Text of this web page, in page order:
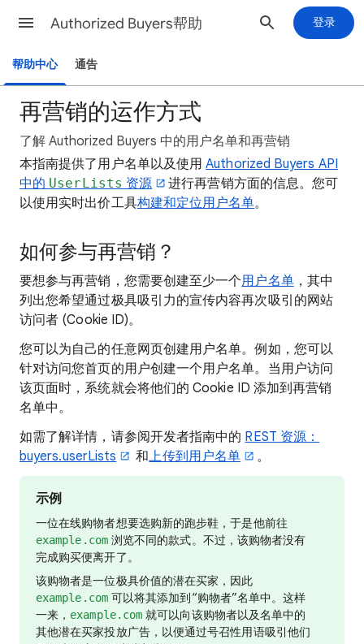
Authorized Buyers帮助 登录
帮助中心 通告
再营销的运作方式
了解 Authorized Buyers 中的用户名单和再营销
本指南提供了用户名单以及使用Authorized Buyers API
中的 UserLists 资源
进行再营销方面的信息。您可
以使用实时出价工具构建和定位用户名单。
如何参与再营销？
要想参与再营销，您需要创建至少一个用户名单，其中
列出您希望通过极具吸引力的宣传内容再次吸引的网站
访问者 (Cookie ID)。
您可以为自己的任意网页创建用户名单。例如，您可以
针对访问您首页的用户创建一个用户名单。当用户访问
该页面时，系统就会将他们的 Cookie ID 添加到再营销
名单中。
如需了解详情，请参阅开发者指南中的 REST 资源：
buyers.userLists
和上传到用户名单 。
示例
一位在线购物者想要选购新的跑步鞋，于是他前往
example.com浏览不同的款式。不过，该购物者没有
完成购买便离开了。
该购物者是一位极具价值的潜在买家，因此
example.com可以将其添加到“购物者”名单中。这样
一来， example.com 就可以向该购物者以及名单中的
其他潜在买家投放广告，以便通过号召性用语吸引他们